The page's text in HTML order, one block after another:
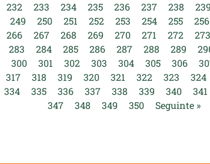
232 233 234 235 236 237 238 239
249 250 251 252 253 254 255 256
266 267 268 269 270 271 272 273
283 284 285 286 287 288 289
300 301 302 303 304 305 306
317 318 319 320 321 322 323 324
334 335 336 337 338 339 340 341
347
348 349 350 Seguinte »